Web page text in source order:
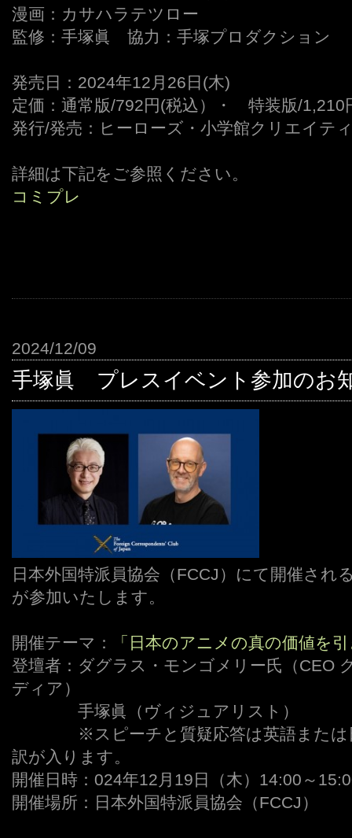
漫画：カサハラテツロー
監修：手塚眞 協力：手塚プロダクション
発売日：2024年12月26日(木)
定価：通常版/792円(税込）・ 特装版/1,210
発行/発売：ヒーローズ・小学館クリエイテ
詳細は下記をご参照ください。
コミプレ
2024/12/09
手塚眞 プレスイベント参加のお
日本外国特派員協会（FCCJ）にて開催され
が参加いたします。
開催テーマ：
「日本のアニメの真の価値を
登壇者：ダグラス・モンゴメリー氏（CEO
ディア）
手塚眞（ヴィジュアリスト）
※スピーチと質疑応答は英語また
訳が入ります。
開催日時：024年12月19日（木）14:00～
開催場所：日本外国特派員協会（FCCJ）